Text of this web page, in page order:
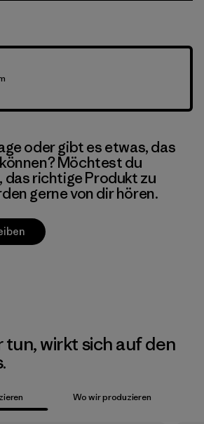
oder gibt es etwas, das
Möchtest du
das richtige Produkt zu
gerne von dir hören.
tun, wirkt sich auf den
Wo wir produzieren